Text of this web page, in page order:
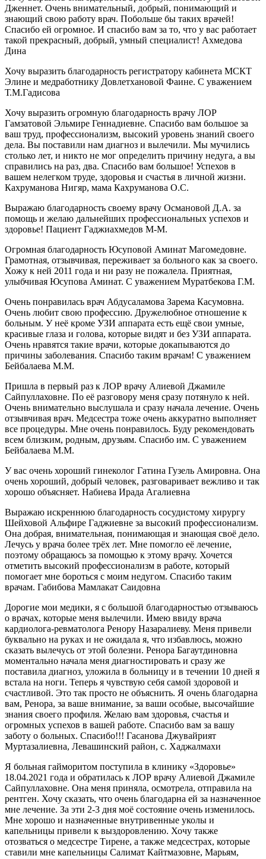
Дженнет. Очень внимательный, добрый, понимающий и
знающий свою работу врач. Побольше бы таких врачей!
Спасибо ей огромное. И спасибо вам за то, что у вас работает
такой прекрасный, добрый, умный специалист! Ахмедова
Дина
Хочу выразить благодарность регистратору кабинета МСКТ
Элине и медработнику Довлетхановой Фаине. С уважением
Т.М.Гадисова
Хочу выразить огромную благодарность врачу ЛОР
Гамзатовой Эльмире Геннадиевне. Спасибо вам большое за
ваш труд, профессионализм, высокий уровень знаний своего
дела. Вы поставили нам диагноз и вылечили. Мы мучились
столько лет, и никто не мог определить причину недуга, а вы
справились на раз, два. Спасибо вам большое! Успехов в
вашем нелегком труде, здоровья и счастья в личной жизни.
Кахруманова Нигяр, мама Кахруманова О.С.
Выражаю благодарность своему врачу Османовой Д.А. за
помощь и желаю дальнейших профессиональных успехов и
здоровье! Пациент Гаджиахмедов М-М.
Огромная благодарность Юсуповой Аминат Магомедовне.
Грамотная, отзывчивая, переживает за больного как за своего.
Хожу к ней 2011 года и ни разу не пожалела. Приятная,
улыбчивая Юсупова Аминат. С уважением Муратбекова Г.М.
Очень понравилась врач Абдусаламова Зарема Касумовна.
Очень любит свою профессию. Дружелюбное отношение к
больным. У неё кроме УЗИ аппарата есть ещё свои умные,
красивые глаза и голова, которые видят и без УЗИ аппарата.
Очень нравятся такие врачи, которые докапываются до
причины заболевания. Спасибо таким врачам! С уважением
Бейбалаева М.М.
Пришла в первый раз к ЛОР врачу Алиевой Джамиле
Сайпуллаховне. По её разговору меня сразу потянуло к ней.
Очень внимательно выслушала и сразу начала лечение. Очень
отзывчивая врач. Медсестра тоже очень аккуратно выполняет
все процедуры. Мне очень понравилось. Буду рекомендовать
всем близким, родным, друзьям. Спасибо им. С уважением
Бейбалаева М.М.
У вас очень хороший гинеколог Гатина Гузель Амировна. Она
очень хороший, добрый человек, разговаривает вежливо и так
хорошо объясняет. Набиева Ирада Агалиевна
Выражаю искреннюю благодарность сосудистому хирургу
Шейховой Альфире Гаджиевне за высокий профессионализм.
Она добрая, внимательная, понимающая и знающая своё дело.
Лечусь у врача более трёх лет. Мне помогло её лечение,
поэтому обращаюсь за помощью к этому врачу. Хочется
отметить высокий профессионализм в работе, который
помогает мне бороться с моим недугом. Спасибо таким
врачам. Габибова Мамлакат Саидовна
Дорогие мои медики, я с большой благодарностью отзываюсь
о врачах, которые меня вылечили. Имею ввиду врача
кардиолога-ревматолога Ренору Назаралиеву. Меня привели
буквально на руках и не ожидала я, что избавлюсь, можно
сказать вылечусь от этой болезни. Ренора Багаутдиновна
моментально начала меня диагностировать и сразу же
поставила диагноз, уложила в больницу и в течении 10 дней я
встала на ноги. Теперь я чувствую себя самой здоровой и
счастливой. Это так просто не объяснить. Я очень благодарна
вам, Ренора, за ваше внимание, за ваши особые, высочайшие
знания своего профиля. Желаю вам здоровья, счастья и
огромных успехов в вашей работе. Спасибо вам за вашу
заботу о больных. Спасибо!!! Гасанова Джувайрият
Муртазалиевна, Левашинский район, с. Хаджалмахи
Я больная гайморитом поступила в клинику «Здоровье»
18.04.2021 года и обратилась к ЛОР врачу Алиевой Джамиле
Сайпуллаховне. Она меня приняла, осмотрела, отправила на
рентген. Хочу сказать, что очень благодарна ей за назначенное
мне лечение. За эти 2-3 дня моё состояние очень изменилось.
Мне хорошо и назначенные внутривенные уколы и
капельницы привели к выздоровлению. Хочу также
отозваться о медсестре Тирене, а также медсестрах, которые
ставили мне капельницы Салимат Кайтмазовне, Марьям,